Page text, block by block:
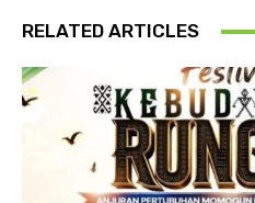
RELATED ARTICLES